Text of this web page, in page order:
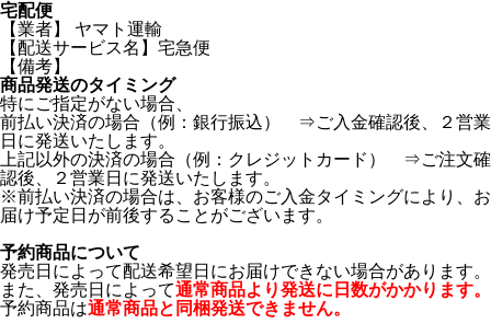
宅配便
【業者】 ヤマト運輸
【配送サービス名】宅急便
【備考】
商品発送のタイミング
特にご指定がない場合、
前払い決済の場合（例：銀行振込） ⇒ご入金確認後、２営業
日に発送いたします。
上記以外の決済の場合（例：クレジットカード） ⇒ご注文確
認後、２営業日に発送いたします。
※前払い決済の場合は、お客様のご入金タイミングにより、お
届け予定日が前後することがございます。
予約商品について
発売日によって配送希望日にお届けできない場合があります。
また、発売日によって通常商品より発送に日数がかかります。
予約商品は通常商品と同梱発送できません。